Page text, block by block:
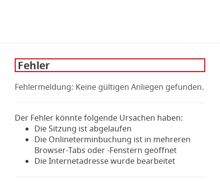
Fehler
Fehlermeldung: Keine gültigen Anliegen gefunden.
Der Fehler könnte folgende Ursachen haben:
Die Sitzung ist abgelaufen
Die Onlineterminbuchung ist in mehreren
Browser-Tabs oder -Fenstern geöffnet
Die Internetadresse wurde bearbeitet